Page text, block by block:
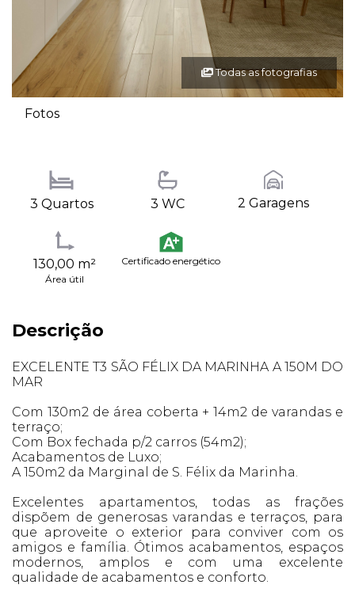
Todas as fotografias
Fotos
3 Quartos 3 WC 2 Garagens
130,00 m²
Área útil
Certificado energético
Descrição
EXCELENTE T3 SÃO FÉLIX DA MARINHA A 150M DO
MAR
Com 130m2 de área coberta + 14m2 de varandas e
terraço;
Com Box fechada p/2 carros (54m2);
Acabamentos de Luxo;
A 150m2 da Marginal de S. Félix da Marinha.
Excelentes apartamentos, todas as frações
dispõem de generosas varandas e terraços, para
que aproveite o exterior para conviver com os
amigos e família. Ótimos acabamentos, espaços
modernos, amplos e com uma excelente
qualidade de acabamentos e conforto.